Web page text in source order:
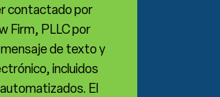
contactado por
Firm, PLLC por
de texto y
incluidos
El